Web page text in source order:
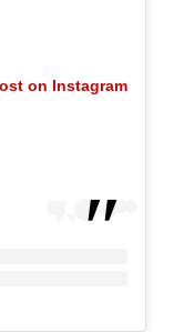
on Instagram